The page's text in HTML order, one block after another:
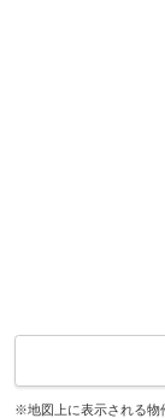
※地図上に表示される物